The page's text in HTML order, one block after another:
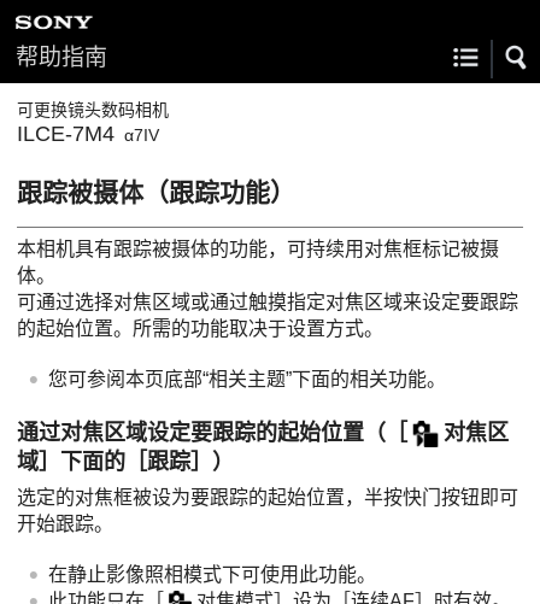
帮助指南
可更换镜头数码相机
ILCE-7M4 α7IV
跟踪被摄体（跟踪功能）
本相机具有跟踪被摄体的功能，可持续用对焦框标记被摄
体。
可通过选择对焦区域或通过触摸指定对焦区域来设定要跟踪
的起始位置。所需的功能取决于设置方式。
您可参阅本页底部“相关主题”下面的相关功能。
通过对焦区域设定要跟踪的起始位置（
对焦区
域］ 下面的 ［跟踪］ ）
选定的对焦框被设为要跟踪的起始位置，半按快门按钮即可
开始跟踪。
在静止影像照相模式下可使用此功能。